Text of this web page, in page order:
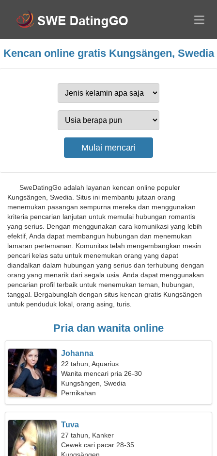
Kencan online gratis Kungsängen, Swedia
SweDatingGo adalah layanan kencan online populer
Kungsängen, Swedia. Situs ini membantu jutaan orang
menemukan pasangan sempurna mereka dan menggunakan
kriteria pencarian lanjutan untuk memulai hubungan romantis
yang serius. Dengan menggunakan cara komunikasi yang lebih
efektif, Anda dapat membangun hubungan dan menemukan
lamaran pertemanan. Komunitas telah mengembangkan mesin
pencari kelas satu untuk menemukan orang yang dapat
diandalkan dalam hubungan yang serius dan terhubung dengan
orang yang menarik dari segala usia. Anda dapat menggunakan
pencarian profil terbaik untuk menemukan teman, hubungan,
tanggal. Bergabunglah dengan situs kencan gratis Kungsängen
untuk penduduk lokal, orang asing, turis.
Pria dan wanita online
Johanna
22 tahun, Aquarius
Wanita mencari pria 26-30
Kungsängen, Swedia
Pernikahan
Tuva
27 tahun, Kanker
Cewek cari pacar 28-35